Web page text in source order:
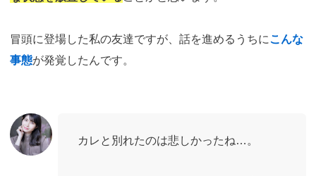
冒頭に登場した私の友達ですが、話を進めるうちにこんな
事態が発覚したんです。
カレと別れたのは悲しかったね…。